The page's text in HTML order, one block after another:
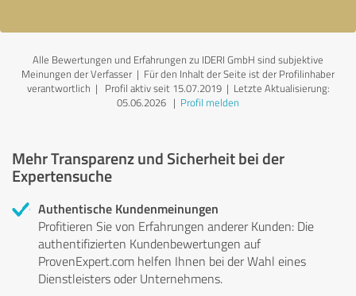
Alle Bewertungen und Erfahrungen zu IDERI GmbH sind subjektive
Meinungen der Verfasser | Für den Inhalt der Seite ist der Profilinhaber
verantwortlich | Profil aktiv seit 15.07.2019 | Letzte Aktualisierung:
05.06.2026 | Profil melden
Mehr Transparenz und Sicherheit bei der
Expertensuche
Authentische Kundenmeinungen
Profitieren Sie von Erfahrungen anderer Kunden: Die
authentifizierten Kundenbewertungen auf
ProvenExpert.com helfen Ihnen bei der Wahl eines
Dienstleisters oder Unternehmens.